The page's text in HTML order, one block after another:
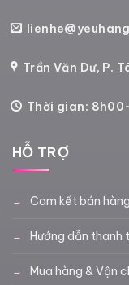
Trần Văn Dư, P.
Thời gian:
HỖ TRỢ
Cam kết bán hàng
Hướng dẫn thanh
Mua hàng & Vận